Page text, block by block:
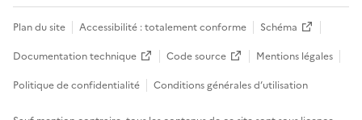
Plan du site Accessibilité : totalement conforme
Schéma
Documentation technique
Code source
Mentions légales
Politique de confidentialité
Conditions générales d’utilisation